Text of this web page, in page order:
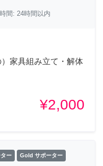
間: 24時間以内
家具組み立て・解体
¥2,000
ー Gold サポーター